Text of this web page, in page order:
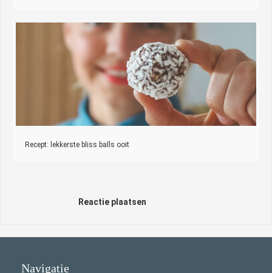
Recept: lekkerste bliss balls ooit
Reactie plaatsen
Navigatie